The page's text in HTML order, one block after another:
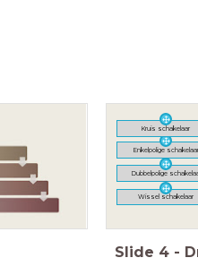
Enkelpolige schakelaar
Dubbelpolige
Kruis schakelaar
Wissel schakelaar
Slide 4 -